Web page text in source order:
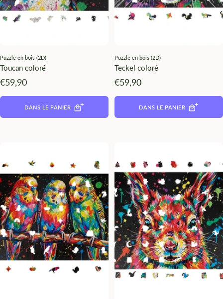
Puzzle en bois (2D)
Toucan coloré
Angebotspreis
€59,90
DANS LE PANIER
Puzzle en bois (2D)
Teckel coloré
Angebotspreis
€59,90
DANS LE PANIER